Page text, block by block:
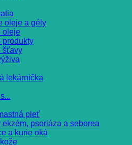
oleje a gély
oleje
produkty
šťavy
lekárnička
pleť
ekzém, psoriáza a seborea
a kurie oká